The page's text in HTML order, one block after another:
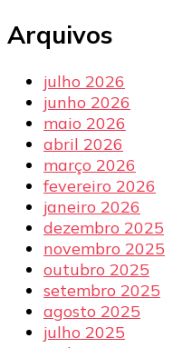
Arquivos
julho 2026
junho 2026
maio 2026
abril 2026
março 2026
fevereiro 2026
janeiro 2026
dezembro 2025
novembro 2025
outubro 2025
setembro 2025
agosto 2025
julho 2025